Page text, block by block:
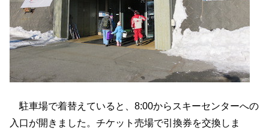
駐車場で着替えていると、8:00からスキーセンターへの
入口が開きました。チケット売場で引換券を交換しま